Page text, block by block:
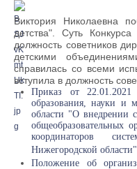
Виктория Николаевна
детства". Суть
должность советников
детскими
справилась со всеми
вступила в должность
Приказ от
образования, науки и
области "О внедрении
общеобразовательных
координаторов
Нижегородской
Положение об